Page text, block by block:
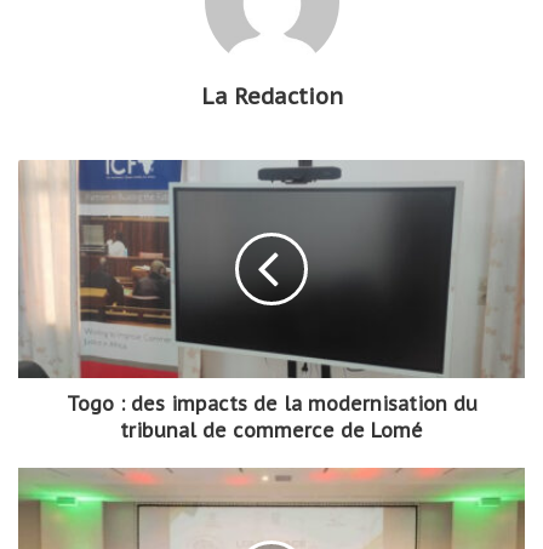
La Redaction
Togo : des impacts de la modernisation du
tribunal de commerce de Lomé